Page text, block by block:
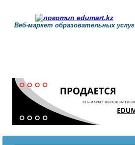
Веб-маркет образовательных услуг